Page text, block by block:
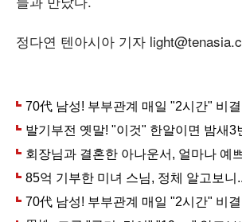
정다연 텐아시아 기자